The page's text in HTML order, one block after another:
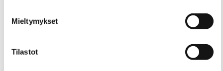
Mieltymykset
Tilastot